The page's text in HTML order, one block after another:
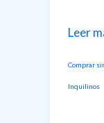
Leer
Comprar
Inquilinos